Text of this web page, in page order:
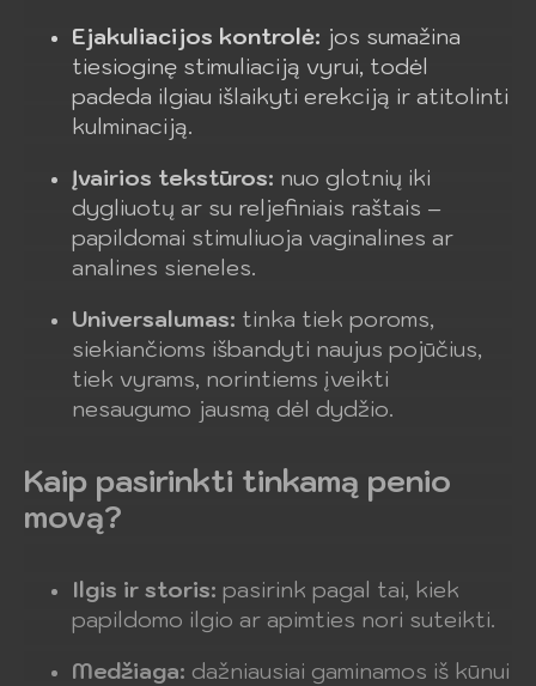
Ejakuliacijos kontrolė: jos sumažina
tiesioginę stimuliaciją vyrui, todėl
padeda ilgiau išlaikyti erekciją ir atitolinti
kulminaciją.
Įvairios tekstūros: nuo glotnių iki
dygliuotų ar su reljefiniais raštais –
papildomai stimuliuoja vaginalines ar
analines sieneles.
Universalumas: tinka tiek poroms,
siekiančioms išbandyti naujus pojūčius,
tiek vyrams, norintiems įveikti
nesaugumo jausmą dėl dydžio.
Kaip pasirinkti tinkamą penio
movą?
Ilgis ir storis: pasirink pagal tai, kiek
papildomo ilgio ar apimties nori suteikti.
Medžiaga: dažniausiai gaminamos iš kūnui